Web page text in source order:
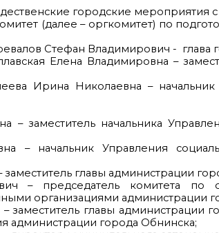
городские мероприятия с
(далее – оргкомитет) по
Перевалов Стефан
Елена Владимировна –
Ирина Николаевна –
– заместитель начальника
– начальник Управления
главы администрации
– председатель комитета по
организациями администрации
– заместитель главы
администрации города Обнинска;